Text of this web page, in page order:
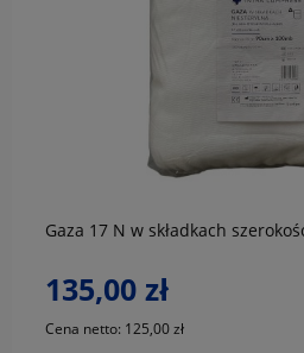
Gaza 17 N w składkach
135,00 zł
Cena netto: 125,00 zł
do